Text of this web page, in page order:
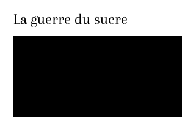
La guerre du sucre